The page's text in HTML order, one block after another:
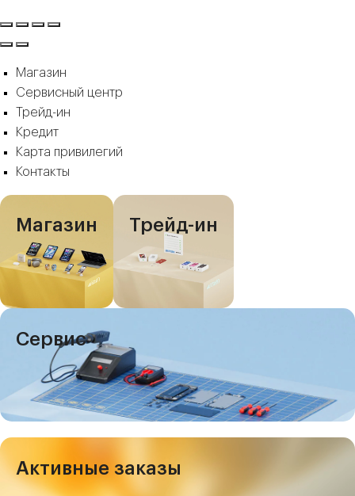
Магазин
Сервисный центр
Трейд-ин
Кредит
Карта привилегий
Контакты
Магазин Трейд-ин
Сервис
Активные заказы